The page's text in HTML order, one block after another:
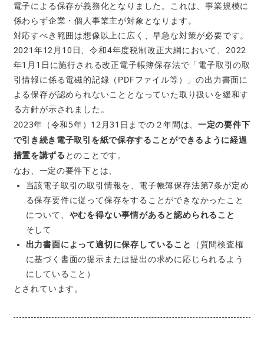
電子による保存が義務化となりました。これは、事業規模に
係わらず企業・個人事業主が対象となります。
対応すべき範囲は想像以上に広く、早急な対策が必要です。
2021年12月10日、令和4年度税制改正大綱において、2022
年1月1日に施行される改正電子帳簿保存法で「電子取引の取
引情報に係る電磁的記録（PDFファイル等）」の出力書面に
よる保存が認められないこととなっていた取り扱いを緩和す
る方針が示されました。
2023年（令和5年）12月31日までの２年間は、一定の要件下
で引き続き電子取引を紙で保存することができるように経過
措置を講ずる とのことです。
なお、一定の要件下とは、
当該電子取引の取引情報を、電子帳簿保存法第7条が定め
る保存要件に従って保存をすることができなかったこと
について、 やむを得ない事情があると認められること
そして
出力書面によって適切に保存していること
（質問検査権
に基づく書面の提示または提出の求めに応じられるよう
にしていること）
とされています。